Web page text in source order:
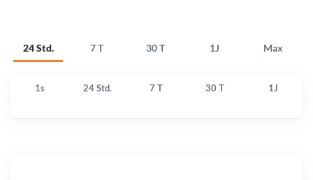
24 Std. 7 T 30 T 1J Max
1s 24 Std. 7 T 30 T 1J